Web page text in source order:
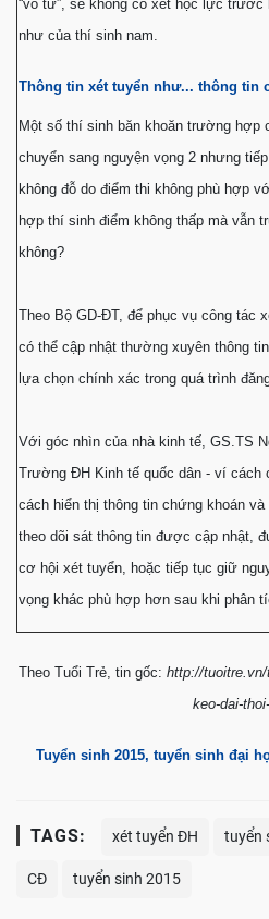
“vô tư”, sẽ không có xét học lực
như của thí sinh nam.
Thông tin xét tuyển như... thông tin
Một số thí sinh băn khoăn trường hợp
chuyển sang nguyện vọng 2 nhưng
không đỗ do điểm thi không phù hợp
hợp thí sinh điểm không thấp mà vẫn
không?
Theo Bộ GD-ÐT, để phục vụ công tác
có thể cập nhật thường xuyên thông
lựa chọn chính xác trong quá trình
Với góc nhìn của nhà kinh tế, GS.TS
Trường ÐH Kinh tế quốc dân - ví cách
cách hiển thị thông tin chứng khoán
theo dõi sát thông tin được cập nhật,
cơ hội xét tuyển, hoặc tiếp tục giữ
vọng khác phù hợp hơn sau khi phân
Theo Tuổi Trẻ, tin gốc: http://tuoitre.vn/
keo-dai-
Tuyển sinh 2015, tuyển sinh đại
TAGS: xét tuyển ĐH tuyển
CĐ tuyển sinh 2015